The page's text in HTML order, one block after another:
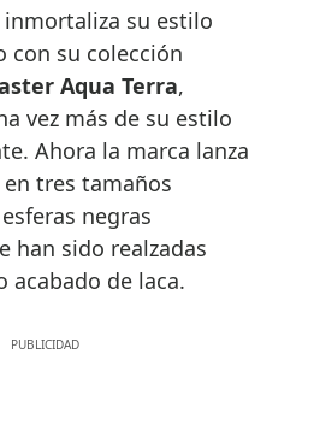
con su colección
Aqua Terra,
vez más de su estilo
Ahora la marca lanza
tres tamaños
negras
han sido realzadas
acabado de laca.